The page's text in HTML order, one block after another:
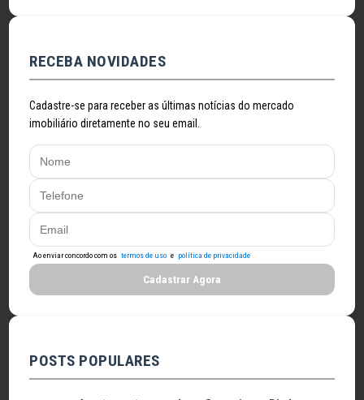
RECEBA NOVIDADES
Cadastre-se para receber as últimas notícias do mercado
imobiliário diretamente no seu email.
Ao enviar concordo com os termos de uso e política de privacidade
Cadastrar Agora
POSTS POPULARES